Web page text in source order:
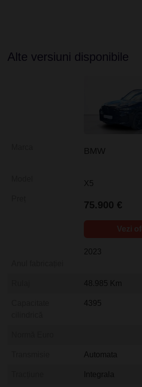
Alte versiuni disponibile
BMW
X5
75.900 €
Vezi
2023
48.985 Km
4395
Automata
Integrala